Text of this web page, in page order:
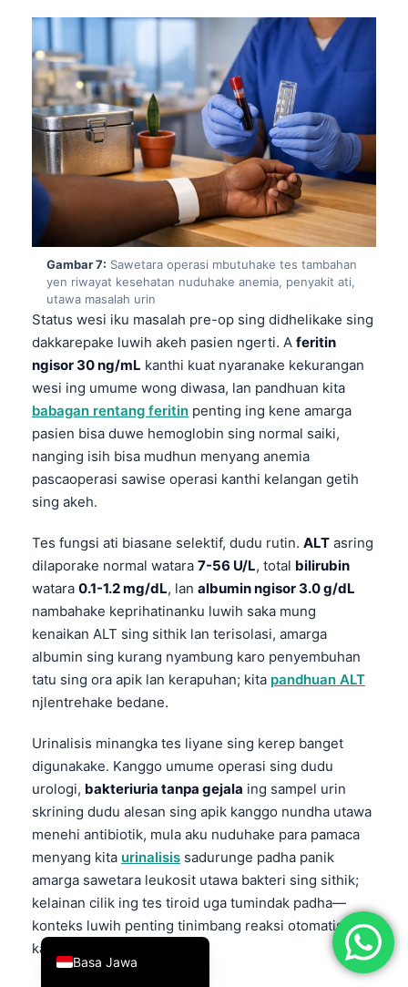
Gambar 7: Sawetara operasi mbutuhake tes tambahan
yen riwayat kesehatan nuduhake anemia, penyakit ati,
utawa masalah urin
Status wesi iku masalah pre-op sing didhelikake sing
dakkarepake luwih akeh pasien ngerti. A feritin
ngisor 30 ng/mL kanthi kuat nyaranake kekurangan
wesi ing umume wong diwasa, lan pandhuan kita
babagan rentang feritin penting ing kene amarga
pasien bisa duwe hemoglobin sing normal saiki,
nanging isih bisa mudhun menyang anemia
pascaoperasi sawise operasi kanthi kelangan getih
sing akeh.
Tes fungsi ati biasane selektif, dudu rutin. ALT asring
dilaporake normal watara 7-56 U/L, total bilirubin
watara 0.1-1.2 mg/dL, lan albumin ngisor 3.0 g/dL
nambahake keprihatinanku luwih saka mung
kenaikan ALT sing sithik lan terisolasi, amarga
albumin sing kurang nyambung karo penyembuhan
tatu sing ora apik lan kerapuhan; kita pandhuan ALT
njlentrehake bedane.
Urinalisis minangka tes liyane sing kerep banget
digunakake. Kanggo umume operasi sing dudu
urologi, bakteriuria tanpa gejala ing sampel urin
skrining dudu alesan sing apik kanggo nundha utawa
menehi antibiotik, mula aku nuduhake para pamaca
menyang kita urinalisis sadurunge padha panik
amarga sawetara leukosit utawa bakteri sing sithik;
kelainan cilik ing tes tiroid uga tumindak padha—
konteks luwih penting tinimbang reaksi otomatis
kanggo mbatalake.
Basa Jawa
English
Deutsch
Français
עִבְרִית
Italiano
Español
Ελληνικά
Türkçe
Română
فارسی
Български
Dansk
Nederlands
हिन्दी
Bahasa Indonesia
Հայերեն
Íslenska
Српски језик
Svenska
Bosanski
Azərbaycan dili
Eesti
日本語
Čeština
ქართული
Русский
Lietuvių kalba